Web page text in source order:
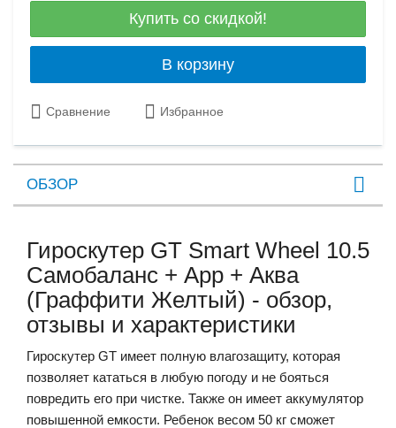
Купить со скидкой!
В корзину
Сравнение Избранное
ОБЗОР
Гироскутер GT Smart Wheel 10.5
Самобаланс + App + Аква
(Граффити Желтый) - обзор,
отзывы и характеристики
Гироскутер GT имеет полную влагозащиту, которая
позволяет кататься в любую погоду и не бояться
повредить его при чистке. Также он имеет аккумулятор
повышенной емкости. Ребенок весом 50 кг сможет